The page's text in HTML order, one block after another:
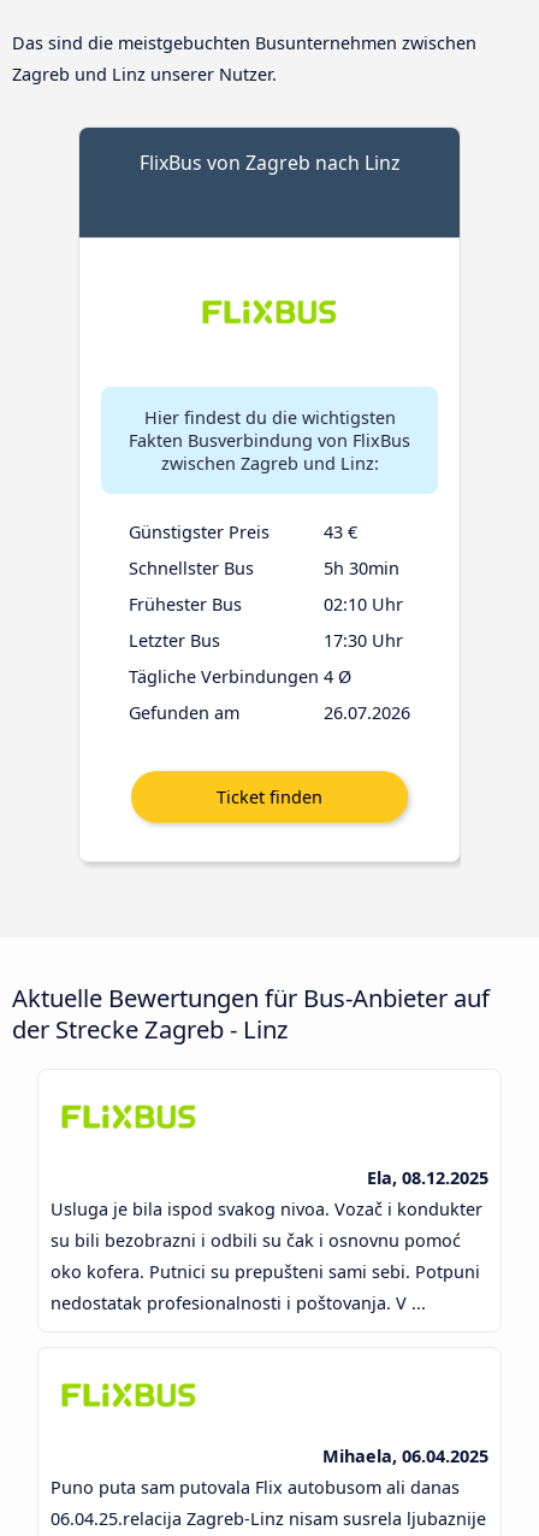
Das sind die meistgebuchten Busunternehmen zwischen
Zagreb und Linz unserer Nutzer.
FlixBus von Zagreb nach Linz
Hier findest du die wichtigsten
Fakten Busverbindung von FlixBus
zwischen Zagreb und Linz:
Günstigster Preis
43 €
Schnellster Bus
5h 30min
Frühester Bus
02:10 Uhr
Letzter Bus
17:30 Uhr
Tägliche Verbindungen 4 Ø
Gefunden am
26.07.2026
Aktuelle Bewertungen für Bus-Anbieter auf
der Strecke Zagreb - Linz
Ela, 08.12.2025
Usluga je bila ispod svakog nivoa. Vozač i kondukter
su bili bezobrazni i odbili su čak i osnovnu pomoć
oko kofera. Putnici su prepušteni sami sebi. Potpuni
nedostatak profesionalnosti i poštovanja. V ...
Mihaela, 06.04.2025
Puno puta sam putovala Flix autobusom ali danas
06.04.25.relacija Zagreb-Linz nisam susrela ljubaznije